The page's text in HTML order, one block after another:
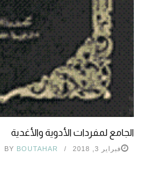
الجامع لمفردات الأدوية والأغدية
فبراير 3, 2018 BY BOUTAHAR